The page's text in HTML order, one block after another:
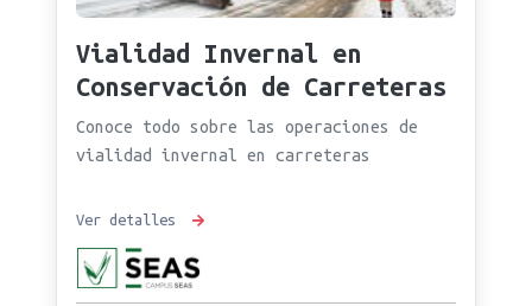
Vialidad Invernal en
Conservación de Carreteras
Conoce todo sobre las operaciones de
vialidad invernal en carreteras
Ver detalles